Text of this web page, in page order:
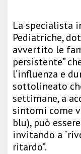
La specialista
Pediatriche,
avvertito le
persistente”
l’influenza e
sottolineato
settimane, a
sintomi come
blu), può
invitando a
ritardo”.